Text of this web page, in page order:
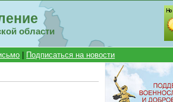
области
Подписаться на новости